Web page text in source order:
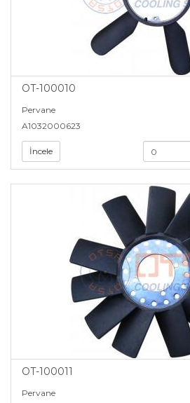
OT-100010
Pervane
A1032000623
İncele
OT-100011
Pervane